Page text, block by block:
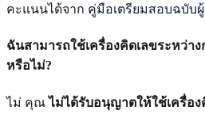
คะแนนได้จาก คู่มือเตรียมสอบฉบับ
ฉันสามารถใช้เครื่องคิดเลขระหว่า
หรือไม่?
ไม่ คุณไม่ได้รับอนุญาตให้ใช้เครื่อง